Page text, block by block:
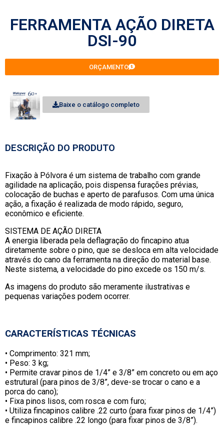
FERRAMENTA AÇÃO DIRETA
DSI-90
ORÇAMENTO
Baixe o catálogo completo
DESCRIÇÃO DO PRODUTO
Fixação à Pólvora é um sistema de trabalho com grande
agilidade na aplicação, pois dispensa furações prévias,
colocação de buchas e aperto de parafusos. Com uma única
ação, a fixação é realizada de modo rápido, seguro,
econômico e eficiente.
SISTEMA DE AÇÃO DIRETA
A energia liberada pela deflagração do fincapino atua
diretamente sobre o pino, que se desloca em alta velocidade
através do cano da ferramenta na direção do material base.
Neste sistema, a velocidade do pino excede os 150 m/s.
As imagens do produto são meramente ilustrativas e
pequenas variações podem ocorrer.
CARACTERÍSTICAS TÉCNICAS
• Comprimento: 321 mm;
• Peso: 3 kg;
• Permite cravar pinos de 1/4” e 3/8” em concreto ou em aço
estrutural (para pinos de 3/8”, deve-se trocar o cano e a
porca do cano);
• Fixa pinos lisos, com rosca e com furo;
• Utiliza fincapinos calibre .22 curto (para fixar pinos de 1/4”)
e fincapinos calibre .22 longo (para fixar pinos de 3/8”).